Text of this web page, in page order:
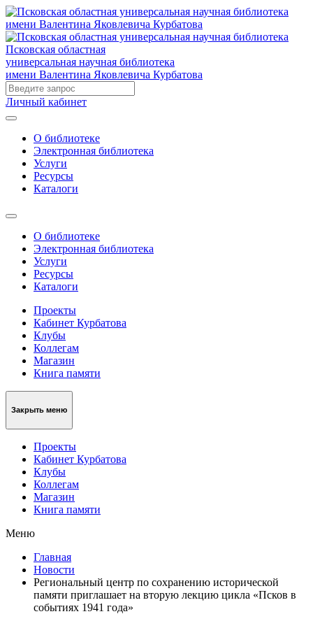
Псковская областная
универсальная научная библиотека
имени Валентина Яковлевича Курбатова
Личный кабинет
О библиотеке
Электронная библиотека
Услуги
Ресурсы
Каталоги
О библиотеке
Электронная библиотека
Услуги
Ресурсы
Каталоги
Проекты
Кабинет Курбатова
Клубы
Коллегам
Магазин
Книга памяти
Закрыть меню
Проекты
Кабинет Курбатова
Клубы
Коллегам
Магазин
Книга памяти
Меню
Главная
Новости
Региональный центр по сохранению исторической
памяти приглашает на вторую лекцию цикла «Псков в
событиях 1941 года»